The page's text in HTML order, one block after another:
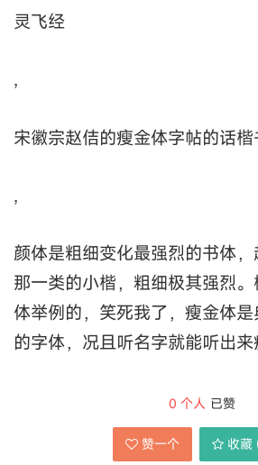
灵飞经
,
宋徽宗赵佶的瘦金体字帖的话楷
,
颜体是粗细变化最强烈的书体
那一类的小楷，粗细极其强烈
体举例的，笑死我了，瘦金体
的字体，况且听名字就能听出
0 个人 已赞
赞一个 收藏